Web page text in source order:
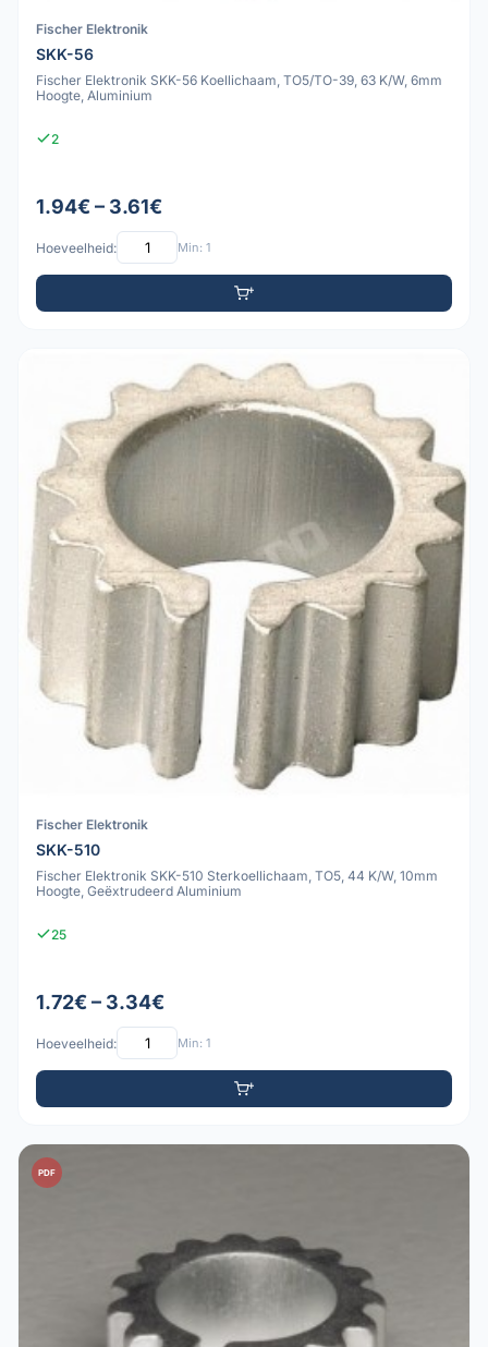
Fischer Elektronik
SKK-56
Fischer Elektronik SKK-56 Koellichaam, TO5/TO-39, 63 K/W, 6mm
Hoogte, Aluminium
2
1.94€ – 3.61€
Hoeveelheid: Min: 1
Fischer Elektronik
SKK-510
Fischer Elektronik SKK-510 Sterkoellichaam, TO5, 44 K/W, 10mm
Hoogte, Geëxtrudeerd Aluminium
25
1.72€ – 3.34€
Hoeveelheid: Min: 1
PDF